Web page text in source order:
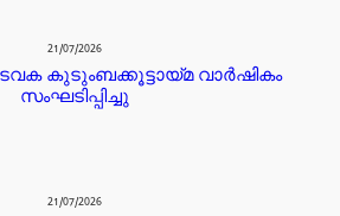
21/07/2026
കുടുംബക്കൂട്ടായ്മ വാർഷികം
സംഘടിപ്പിച്ചു
21/07/2026